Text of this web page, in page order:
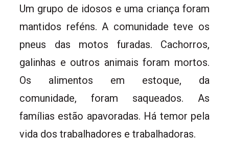
Um grupo de idosos e uma criança foram
mantidos reféns. A comunidade teve os
pneus das motos furadas. Cachorros,
galinhas e outros animais foram mortos.
Os alimentos em estoque, da
comunidade, foram saqueados. As
famílias estão apavoradas. Há temor pela
vida dos trabalhadores e trabalhadoras.